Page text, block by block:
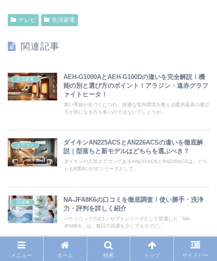
テレビ 生活家電
関連記事
生活家電
AEH‑G1000AとAEH‑G100Dの違いを完全解説！機
能の別と選び方のポイント！アラジン・遠赤グラフ
ァイトヒータ！
寒い季節が近づくにつれ、快適な室内環境を整える暖房器具の選び
方が気になる方も多いのではないでしょうか...
エアコン
ダイキンAN225ACSとAN226ACSの違いを徹底解
説｜型落ちと新モデルはどちらを選ぶべき？
ダイキンの人気エアコンであるAN225ACSとAN226ACSは、どち
らも6畳向けのCシリーズとして...
洗濯機
NA-JFA8K6の口コミを徹底調査！使い勝手・洗浄
力・評判を詳しく紹介
パナソニックのJコンセプトシリーズとして登場した「NA-
JFA8K6」は、毎日の洗濯を少しでもラクに...
エアドックとバルミューダの違いを徹底解説｜後悔
メニュー ホーム 検索 トップ サイドバー